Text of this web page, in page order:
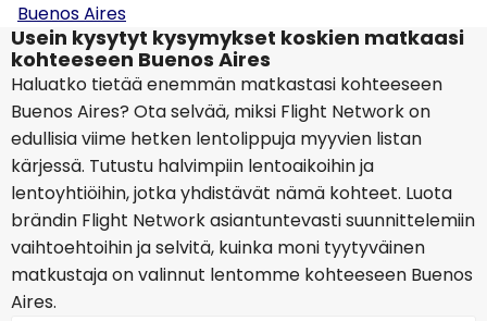
Buenos Aires
Usein kysytyt kysymykset koskien matkaasi
kohteeseen Buenos Aires
Haluatko tietää enemmän matkastasi kohteeseen
Buenos Aires? Ota selvää, miksi Flight Network on
edullisia viime hetken lentolippuja myyvien listan
kärjessä. Tutustu halvimpiin lentoaikoihin ja
lentoyhtiöihin, jotka yhdistävät nämä kohteet. Luota
brändin Flight Network asiantuntevasti suunnittelemiin
vaihtoehtoihin ja selvitä, kuinka moni tyytyväinen
matkustaja on valinnut lentomme kohteeseen Buenos
Aires.